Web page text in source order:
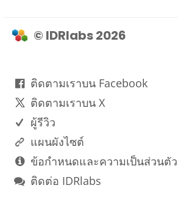
© IDRlabs 2026
ติดตามเราบน Facebook
ติดตามเราบน X
ผู้รีวิว
แผนผังไซต์
ข้อกำหนดและความเป็นส่วนตัว
ติดต่อ IDRlabs